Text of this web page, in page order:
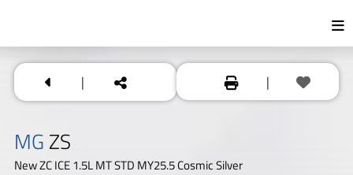
| |
MG ZS
New ZC ICE 1.5L MT STD MY25.5 Cosmic Silver